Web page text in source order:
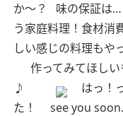
か〜？
味の保証は
う家庭料理！食材消
しい感じの料理もや
作ってみてほし
♪
はっ！
た！
see you